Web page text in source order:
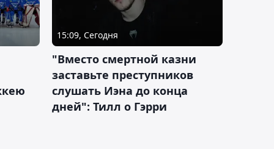
15:09, Сегодня
"Вместо смертной казни
заставьте преступников
слушать Иэна до конца
дней": Тилл о Гэрри